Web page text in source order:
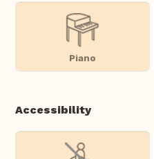
Piano
Accessibility